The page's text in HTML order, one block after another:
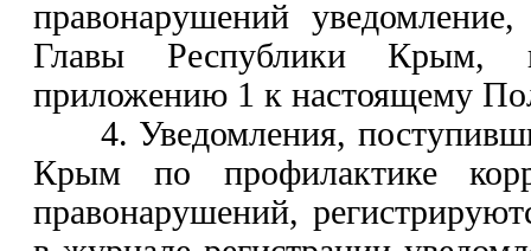
правонарушений
Главы Республики Крым,
приложению 1 к настоящему
4. Уведомления,
Крым по профилактике
правонарушений,